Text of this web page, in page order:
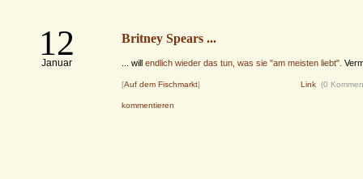
12
Januar
Britney Spears ...
... will endlich wieder das tun, was sie "am meisten liebt".
[Auf dem Fischmarkt] Link (0
kommentieren